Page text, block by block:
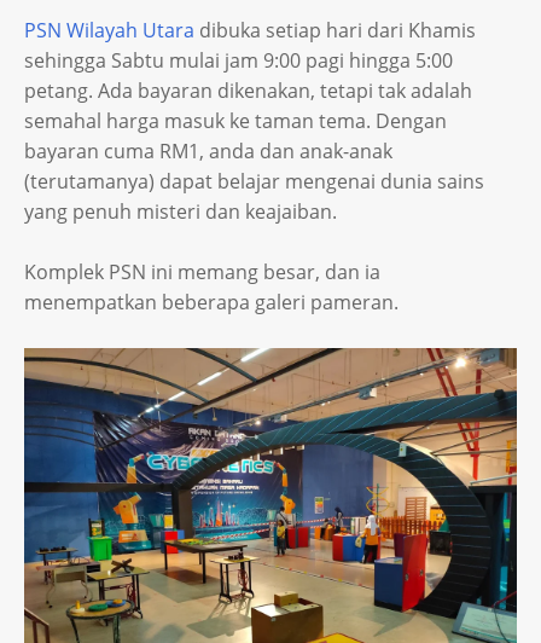
PSN Wilayah Utara dibuka setiap hari dari Khamis
sehingga Sabtu mulai jam 9:00 pagi hingga 5:00
petang. Ada bayaran dikenakan, tetapi tak adalah
semahal harga masuk ke taman tema. Dengan
bayaran cuma RM1, anda dan anak-anak
(terutamanya) dapat belajar mengenai dunia sains
yang penuh misteri dan keajaiban.
Komplek PSN ini memang besar, dan ia
menempatkan beberapa galeri pameran.